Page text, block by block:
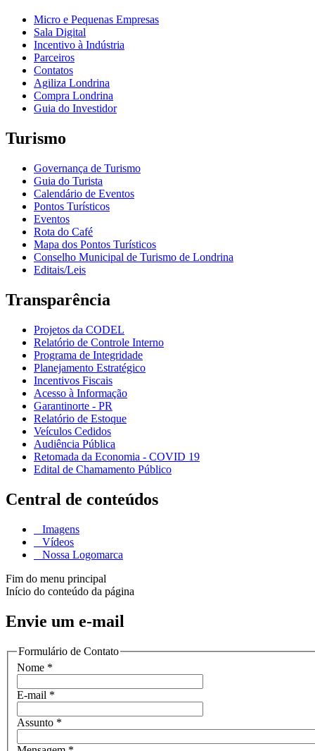
Micro e Pequenas Empresas
Sala Digital
Incentivo à Indústria
Parceiros
Contatos
Agiliza Londrina
Compra Londrina
Guia do Investidor
Turismo
Governança de Turismo
Guia do Turista
Calendário de Eventos
Pontos Turísticos
Eventos
Rota do Café
Mapa dos Pontos Turísticos
Conselho Municipal de Turismo de Londrina
Editais/Leis
Transparência
Projetos da CODEL
Relatório de Controle Interno
Programa de Integridade
Planejamento Estratégico
Incentivos Fiscais
Acesso à Informação
Garantinorte - PR
Relatório de Estoque
Veículos Cedidos
Audiência Pública
Retomada da Economia - COVID 19
Edital de Chamamento Público
Central de conteúdos
Imagens
Vídeos
Nossa Logomarca
Fim do menu principal
Início do conteúdo da página
Envie um e-mail
Formulário de Contato
Nome *
E-mail *
Assunto *